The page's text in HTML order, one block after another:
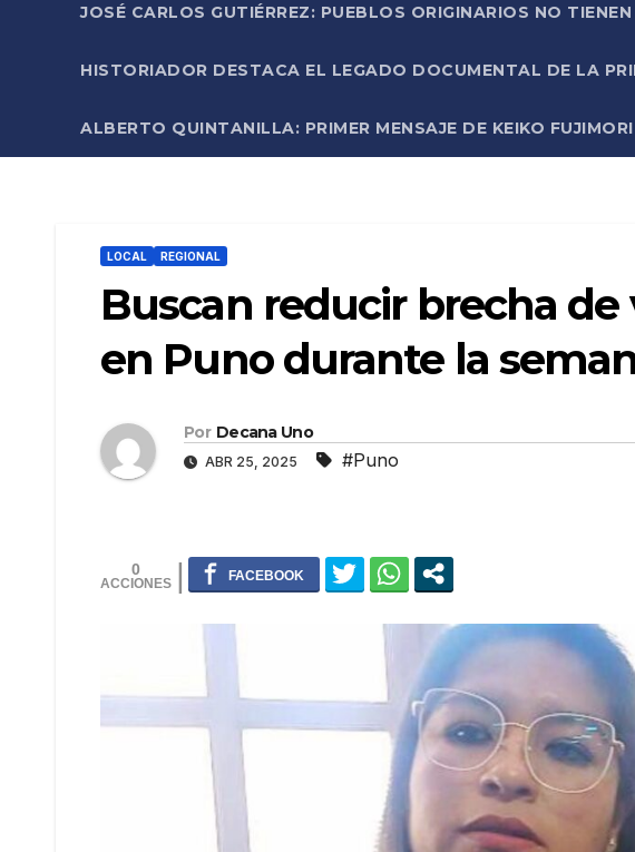
JOSÉ CARLOS GUTIÉRREZ: PUEBLOS ORIGINARIOS NO
HISTORIADOR DESTACA EL LEGADO DOCUMENTAL DE LA
ALBERTO QUINTANILLA: PRIMER MENSAJE DE KEIKO
LOCAL REGIONAL
Buscan reducir brecha de
en Puno durante la
Por Decana Uno
ABR 25, 2025 #Puno
0